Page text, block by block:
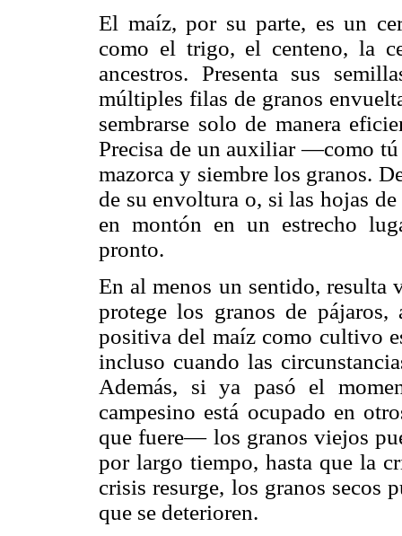
El maíz, por su parte, es un
como el trigo, el centeno, la
ancestros. Presenta sus
múltiples filas de granos
sembrarse solo de manera
Precisa de un auxiliar —como
mazorca y siembre los granos.
de su envoltura o, si las hojas
en montón en un estrecho
pronto.
En al menos un sentido, resulta
protege los granos de pájaros,
positiva del maíz como cultivo
incluso cuando las
Además, si ya pasó el
campesino está ocupado en
que fuere— los granos viejos
por largo tiempo, hasta que la
crisis resurge, los granos secos
que se deterioren.